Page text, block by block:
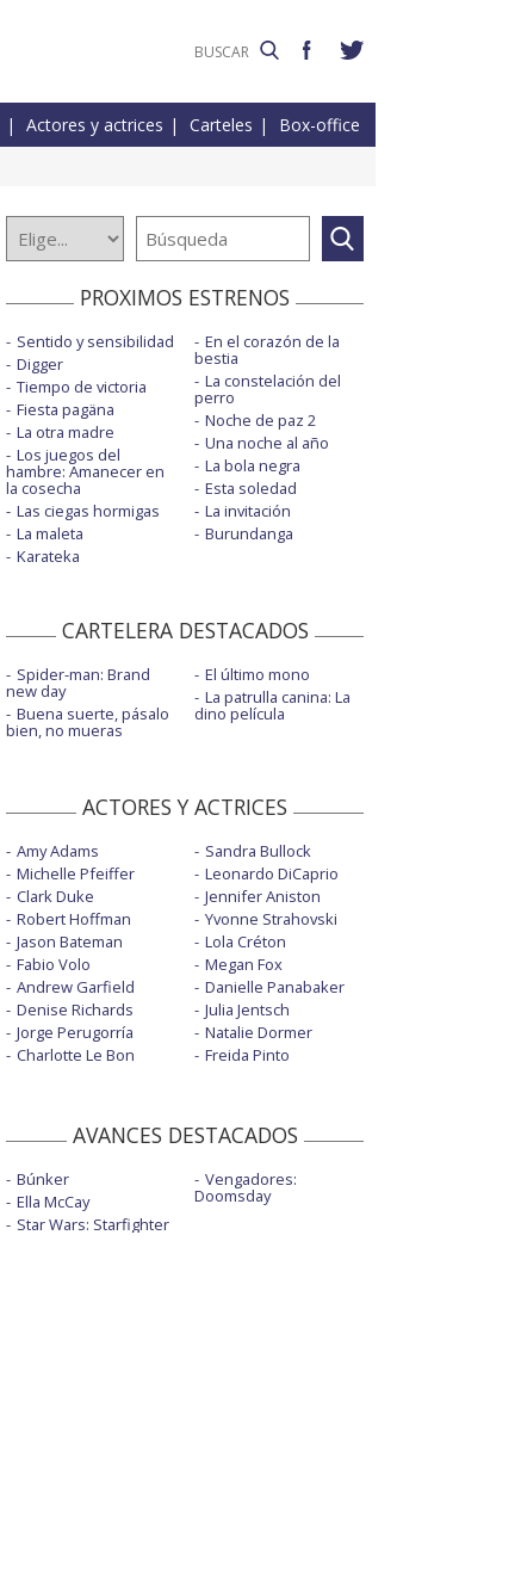
Actores y actrices Carteles Box-office
PROXIMOS ESTRENOS
Sentido y sensibilidad
Digger
Tiempo de victoria
Fiesta pagäna
La otra madre
Los juegos del
hambre: Amanecer en
la cosecha
Las ciegas hormigas
La maleta
Karateka
En el corazón de la
bestia
La constelación del
perro
Noche de paz 2
Una noche al año
La bola negra
Esta soledad
La invitación
Burundanga
CARTELERA DESTACADOS
Spider-man: Brand
new day
Buena suerte, pásalo
bien, no mueras
El último mono
La patrulla canina: La
dino película
ACTORES Y ACTRICES
Amy Adams
Michelle Pfeiffer
Clark Duke
Robert Hoffman
Jason Bateman
Fabio Volo
Andrew Garfield
Denise Richards
Jorge Perugorría
Charlotte Le Bon
Sandra Bullock
Leonardo DiCaprio
Jennifer Aniston
Yvonne Strahovski
Lola Créton
Megan Fox
Danielle Panabaker
Julia Jentsch
Natalie Dormer
Freida Pinto
AVANCES DESTACADOS
Búnker
Ella McCay
Star Wars: Starfighter
Vengadores:
Doomsday